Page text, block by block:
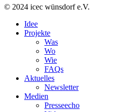
© 2024 icec wünsdorf e.V.
Idee
Projekte
Was
Wo
Wie
FAQs
Aktuelles
Newsletter
Medien
Presseecho